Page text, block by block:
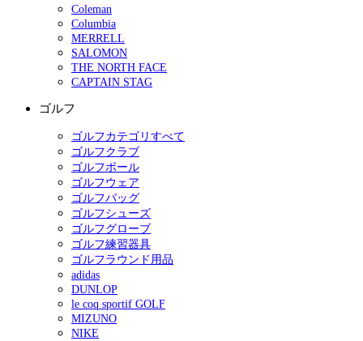
Coleman
Columbia
MERRELL
SALOMON
THE NORTH FACE
CAPTAIN STAG
ゴルフ
ゴルフカテゴリすべて
ゴルフクラブ
ゴルフボール
ゴルフウェア
ゴルフバッグ
ゴルフシューズ
ゴルフグローブ
ゴルフ練習器具
ゴルフラウンド用品
adidas
DUNLOP
le coq sportif GOLF
MIZUNO
NIKE